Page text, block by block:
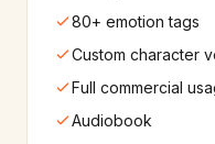
80+ emotion tags
Custom character
Full commercial
Audiobook